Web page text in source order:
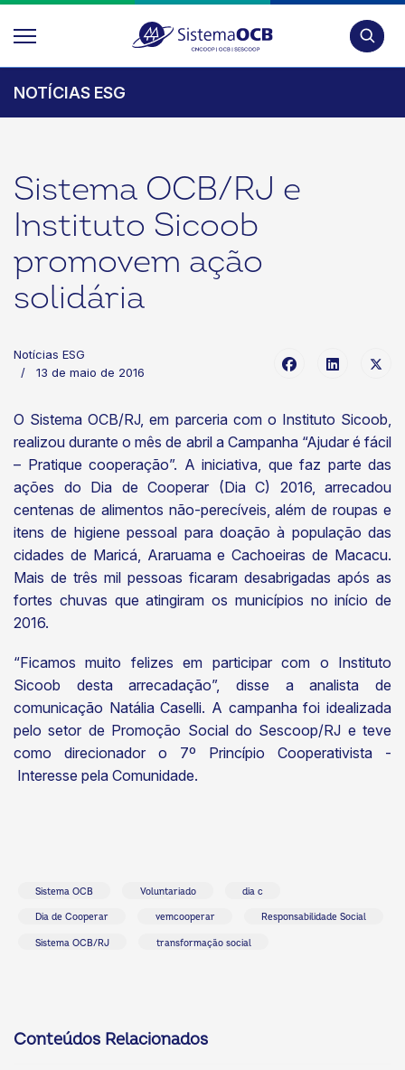
NOTÍCIAS ESG
Sistema OCB/RJ e
Instituto Sicoob
promovem ação
solidária
Notícias ESG
13 de maio de 2016
O Sistema OCB/RJ, em parceria com o Instituto Sicoob,
realizou durante o mês de abril a Campanha “Ajudar é fácil
– Pratique cooperação”. A iniciativa, que faz parte das
ações do Dia de Cooperar (Dia C) 2016, arrecadou
centenas de alimentos não-perecíveis, além de roupas e
itens de higiene pessoal para doação à população das
cidades de Maricá, Araruama e Cachoeiras de Macacu.
Mais de três mil pessoas ficaram desabrigadas após as
fortes chuvas que atingiram os municípios no início de
2016.
“Ficamos muito felizes em participar com o Instituto
Sicoob desta arrecadação”, disse a analista de
comunicação Natália Caselli. A campanha foi idealizada
pelo setor de Promoção Social do Sescoop/RJ e teve
como direcionador o 7º Princípio Cooperativista -
Interesse pela Comunidade.
Sistema OCB Voluntariado dia c
Dia de Cooperar vemcooperar Responsabilidade Social
Sistema OCB/RJ transformação social
Conteúdos Relacionados